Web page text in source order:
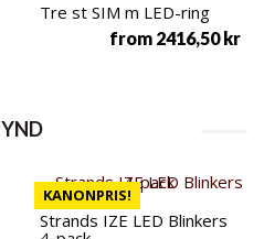
Tre st SIM m LED-ring
from 2416,50 kr
KANONPRIS!
Strands IZE LED Blinkers